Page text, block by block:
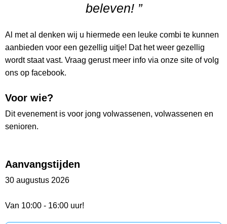
beleven! ”
Al met al denken wij u hiermede een leuke combi te kunnen
aanbieden voor een gezellig uitje! Dat het weer gezellig
wordt staat vast. Vraag gerust meer info via onze site of volg
ons op facebook.
Voor wie?
Dit evenement is voor jong volwassenen, volwassenen en
senioren.
Aanvangstijden
30 augustus 2026
Van 10:00 - 16:00 uur!